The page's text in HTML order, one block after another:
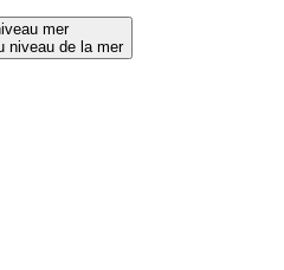
mer
niveau de la mer